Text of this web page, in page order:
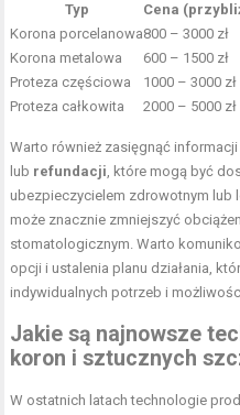
Typ Cena
Korona porcelanowa800 – 3000 zł
Korona metalowa
600 – 1500 zł
Proteza częściowa
1000 – 3000 zł
Proteza całkowita
2000 – 5000 zł
Warto również zasięgnąć
lub refundacji, które mogą być
ubezpieczycielem zdrowotnym lub
może znacznie zmniejszyć
stomatologicznym. Warto
opcji i ustalenia planu działania,
indywidualnych potrzeb i
Jakie są najnowsze
koron i sztucznych
W ostatnich latach technologie